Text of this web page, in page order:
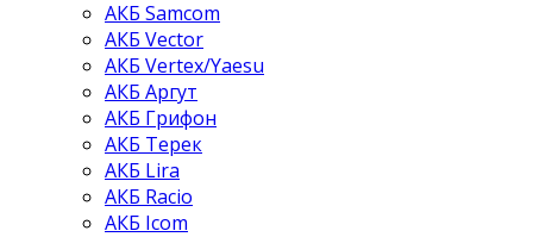
АКБ Samcom
АКБ Vector
АКБ Vertex/Yaesu
АКБ Аргут
АКБ Грифон
АКБ Терек
АКБ Lira
АКБ Racio
АКБ Icom